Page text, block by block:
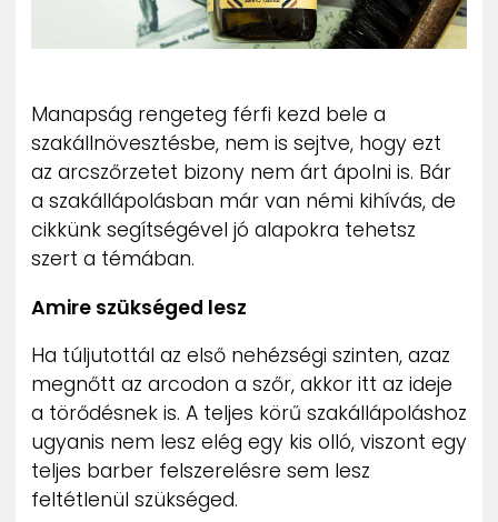
ZENE
PR-ARCHÍVUM
ADATKEZELÉSI TÁJÉKOZTATÓ
Manapság rengeteg férfi kezd bele a
szakállnövesztésbe, nem is sejtve, hogy ezt
az arcszőrzetet bizony nem árt ápolni is. Bár
a szakállápolásban már van némi kihívás, de
cikkünk segítségével jó alapokra tehetsz
szert a témában.
Amire szükséged lesz
Ha túljutottál az első nehézségi szinten, azaz
megnőtt az arcodon a szőr, akkor itt az ideje
a törődésnek is. A teljes körű szakállápoláshoz
ugyanis nem lesz elég egy kis olló, viszont egy
teljes barber felszerelésre sem lesz
feltétlenül szükséged.